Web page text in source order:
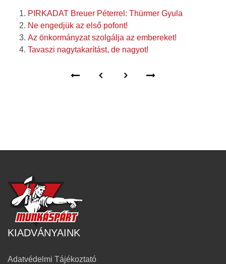
PIRKADAT Breuer Péterrel: Thürmer Gyula
Ne engedjük az első pofont!
Az önkormányzat szolgálja az embereket!
Tavaszi nagytakarítást, de nagyot!
KIADVÁNYAINK
Adatvédelmi Tájékoztató